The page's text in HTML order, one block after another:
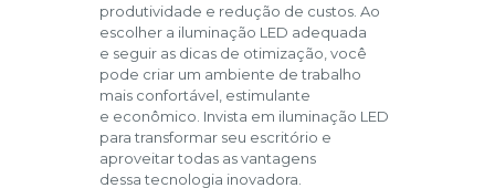
produtividade e redução de custos. Ao
escolher a iluminação LED adequada
e seguir as dicas de otimização, você
pode criar um ambiente de trabalho
mais confortável, estimulante
e econômico. Invista em iluminação LED
para transformar seu escritório e
aproveitar todas as vantagens
dessa tecnologia inovadora.